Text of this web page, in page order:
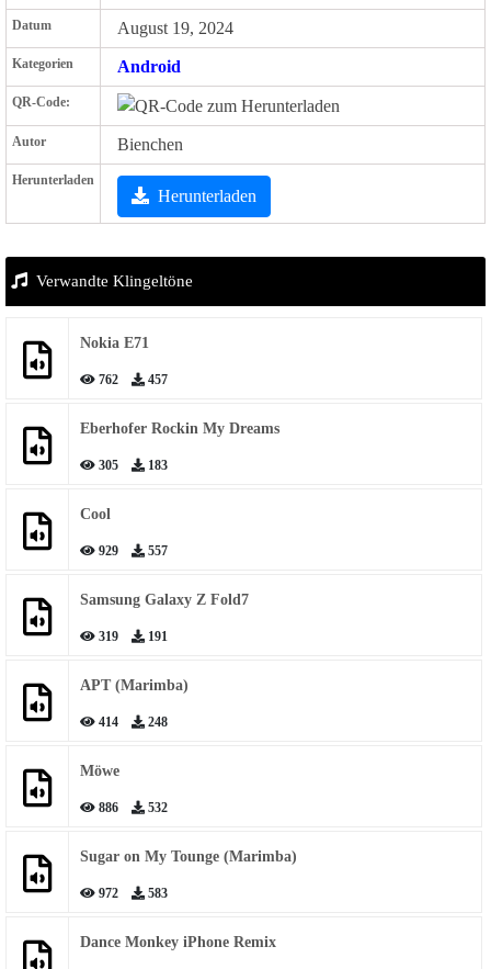
Datum August 19, 2024
Kategorien Android
QR-Code:
Autor Bienchen
Herunterladen
Herunterladen
Verwandte Klingeltöne
Nokia E71
762 457
Eberhofer Rockin My Dreams
305 183
Cool
929 557
Samsung Galaxy Z Fold7
319 191
APT (Marimba)
414 248
Möwe
886 532
Sugar on My Tounge (Marimba)
972 583
Dance Monkey iPhone Remix